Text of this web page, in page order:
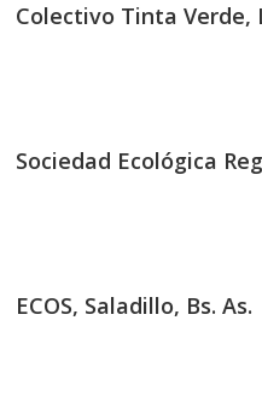
Colectivo Tinta Verde,
Sociedad Ecológica
ECOS, Saladillo, Bs. As.